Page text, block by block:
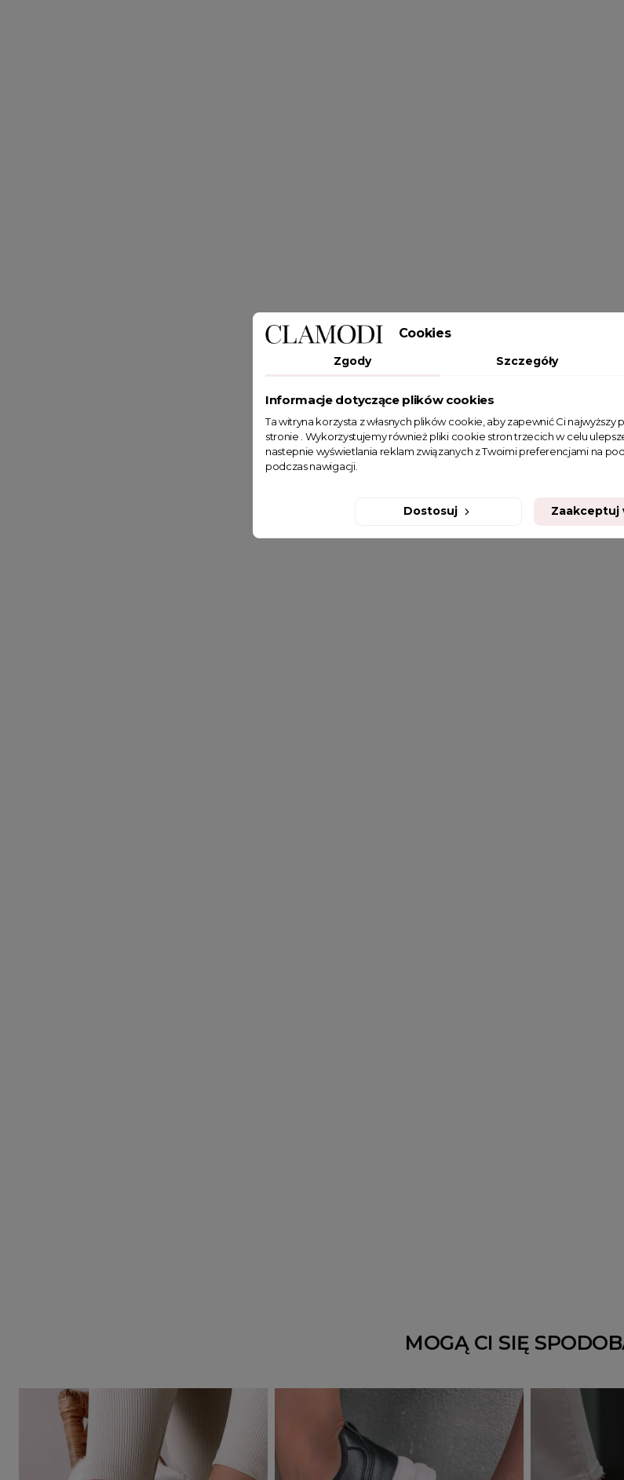
MOGĄ CI SIĘ
Cookies
Zgody Szczegóły
Informacje dotyczące plików cookies
Ta witryna korzysta z własnych plików cookie, aby zapewnić Ci
stronie . Wykorzystujemy również pliki cookie stron trzecich w celu
nastepnie wyświetlania reklam związanych z Twoimi preferencjami na
podczas nawigacji.
Dostosuj Zaakceptuj